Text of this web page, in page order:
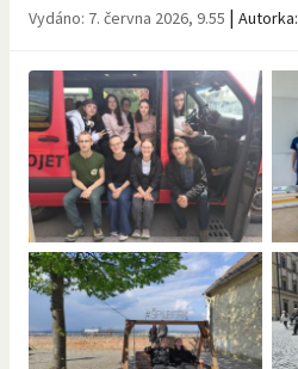
Vydáno: 7. června 2026, 9.55 | Autorka: